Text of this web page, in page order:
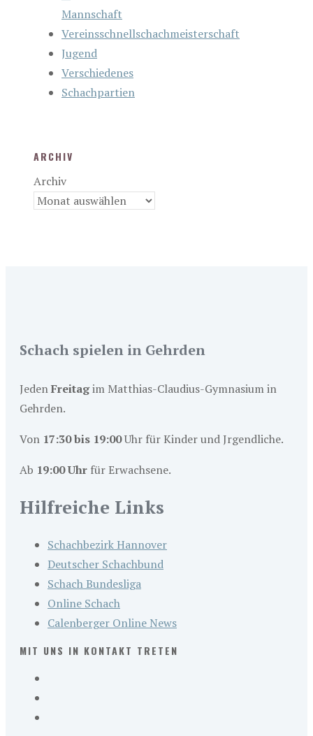
Mannschaft
Vereinsschnellschachmeisterschaft
Jugend
Verschiedenes
Schachpartien
ARCHIV
Archiv
Schach spielen in Gehrden
JedenFreitagim Matthias-Claudius-Gymnasium in
Gehrden.
Von 17:30 bis 19:00Uhr für Kinder und Jrgendliche.
Ab 19:00 Uhr für Erwachsene.
Hilfreiche Links
Schachbezirk Hannover
Deutscher Schachbund
Schach Bundesliga
Online Schach
Calenberger Online News
MIT UNS IN KONTAKT TRETEN